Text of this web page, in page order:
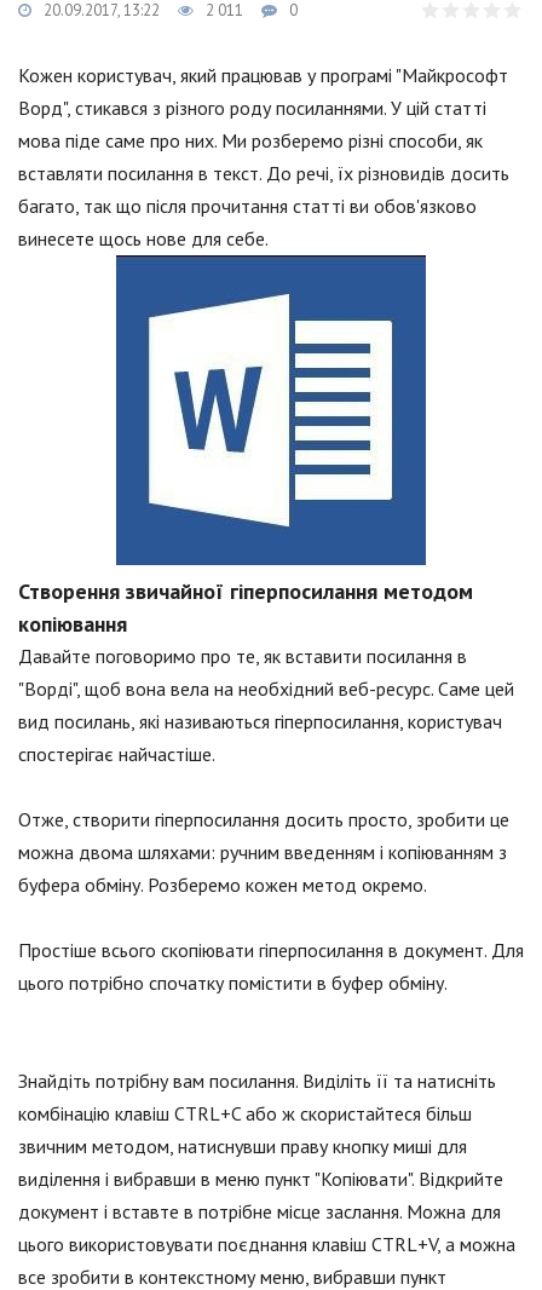
20.09.2017, 13:22 2 011 0
Кожен користувач, який працював у програмі "Майкрософт
Ворд", стикався з різного роду посиланнями. У цій статті
мова піде саме про них. Ми розберемо різні способи, як
вставляти посилання в текст. До речі, їх різновидів досить
багато, так що після прочитання статті ви обов'язково
винесете щось нове для себе.
Створення звичайної гіперпосилання методом
копіювання
Давайте поговоримо про те, як вставити посилання в
"Ворді", щоб вона вела на необхідний веб-ресурс. Саме цей
вид посилань, які називаються гіперпосилання, користувач
спостерігає найчастіше.
Отже, створити гіперпосилання досить просто, зробити це
можна двома шляхами: ручним введенням і копіюванням з
буфера обміну. Розберемо кожен метод окремо.
Простіше всього скопіювати гіперпосилання в документ. Для
цього потрібно спочатку помістити в буфер обміну.
Знайдіть потрібну вам посилання. Виділіть її та натисніть
комбінацію клавіш CTRL+C або ж скористайтеся більш
звичним методом, натиснувши праву кнопку миші для
виділення і вибравши в меню пункт "Копіювати". Відкрийте
документ і вставте в потрібне місце заслання. Можна для
цього використовувати поєднання клавіш CTRL+V, а можна
все зробити в контекстному меню, вибравши пункт